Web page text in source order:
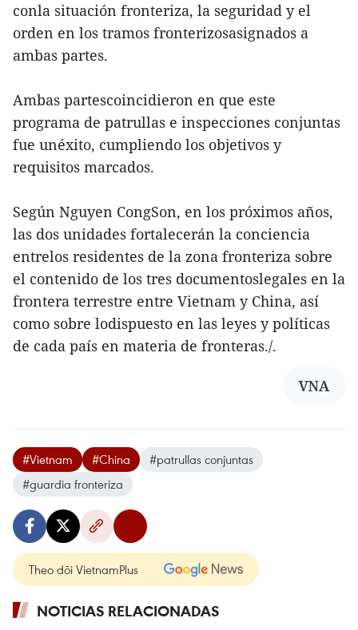
conla situación fronteriza, la seguridad y el
orden en los tramos fronterizosasignados a
ambas partes.
Ambas partescoincidieron en que este
programa de patrullas e inspecciones conjuntas
fue unéxito, cumpliendo los objetivos y
requisitos marcados.
Según Nguyen CongSon, en los próximos años,
las dos unidades fortalecerán la conciencia
entrelos residentes de la zona fronteriza sobre
el contenido de los tres documentoslegales en la
frontera terrestre entre Vietnam y China, así
como sobre lodispuesto en las leyes y políticas
de cada país en materia de fronteras./.
VNA
#Vietnam #China
#patrullas conjuntas
#guardia fronteriza
Theo dõi VietnamPlus
NOTICIAS RELACIONADAS